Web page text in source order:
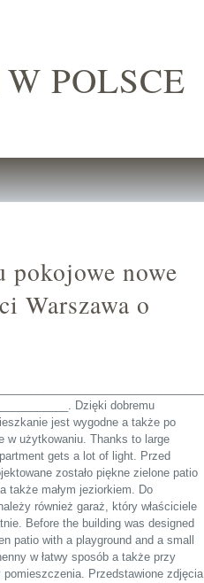
POLSCE
pokojowe nowe
Warszawa o
Dzięki dobremu
jest wygodne a także po
w użytkowaniu. Thanks to large
gets a lot of light. Przed
zostało piękne zielone patio
także małym jeziorkiem. Do
również garaż, który właściciele
Before the building was designed
patio with a playground and a small
w łatwy sposób a także przy
pomieszczenia. Przedstawione zdjęcia